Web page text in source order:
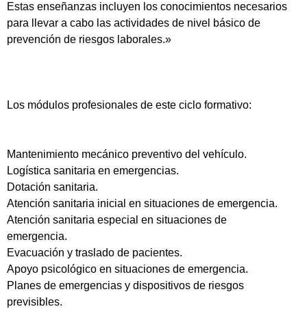
Estas enseñanzas incluyen los conocimientos necesarios
para llevar a cabo las actividades de nivel básico de
prevención de riesgos laborales.»
Los módulos profesionales de este ciclo formativo:
Mantenimiento mecánico preventivo del vehículo.
Logística sanitaria en emergencias.
Dotación sanitaria.
Atención sanitaria inicial en situaciones de emergencia.
Atención sanitaria especial en situaciones de
emergencia.
Evacuación y traslado de pacientes.
Apoyo psicológico en situaciones de emergencia.
Planes de emergencias y dispositivos de riesgos
previsibles.